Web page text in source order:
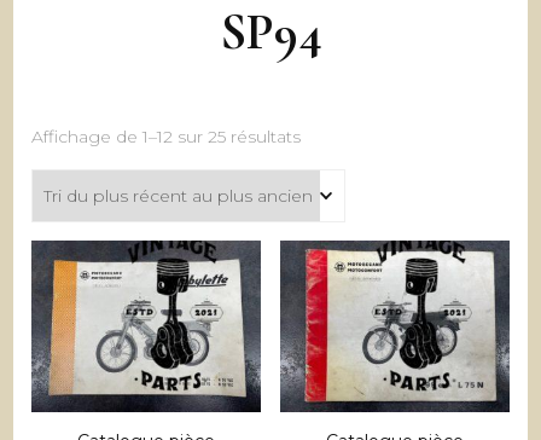
SP94
Affichage de 1–12 sur 25 résultatsTrié
plus
récent
au
plus
ancien